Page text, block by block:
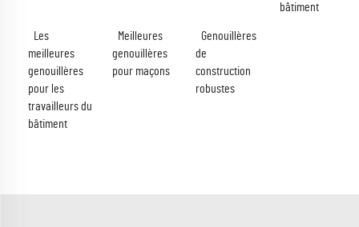
bâtiment
Les
meilleures
genouillères
pour les
travailleurs du
bâtiment
Meilleures
genouillères
pour maçons
Genouillères
de
construction
robustes